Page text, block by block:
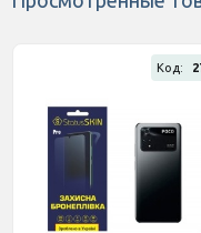
Код: